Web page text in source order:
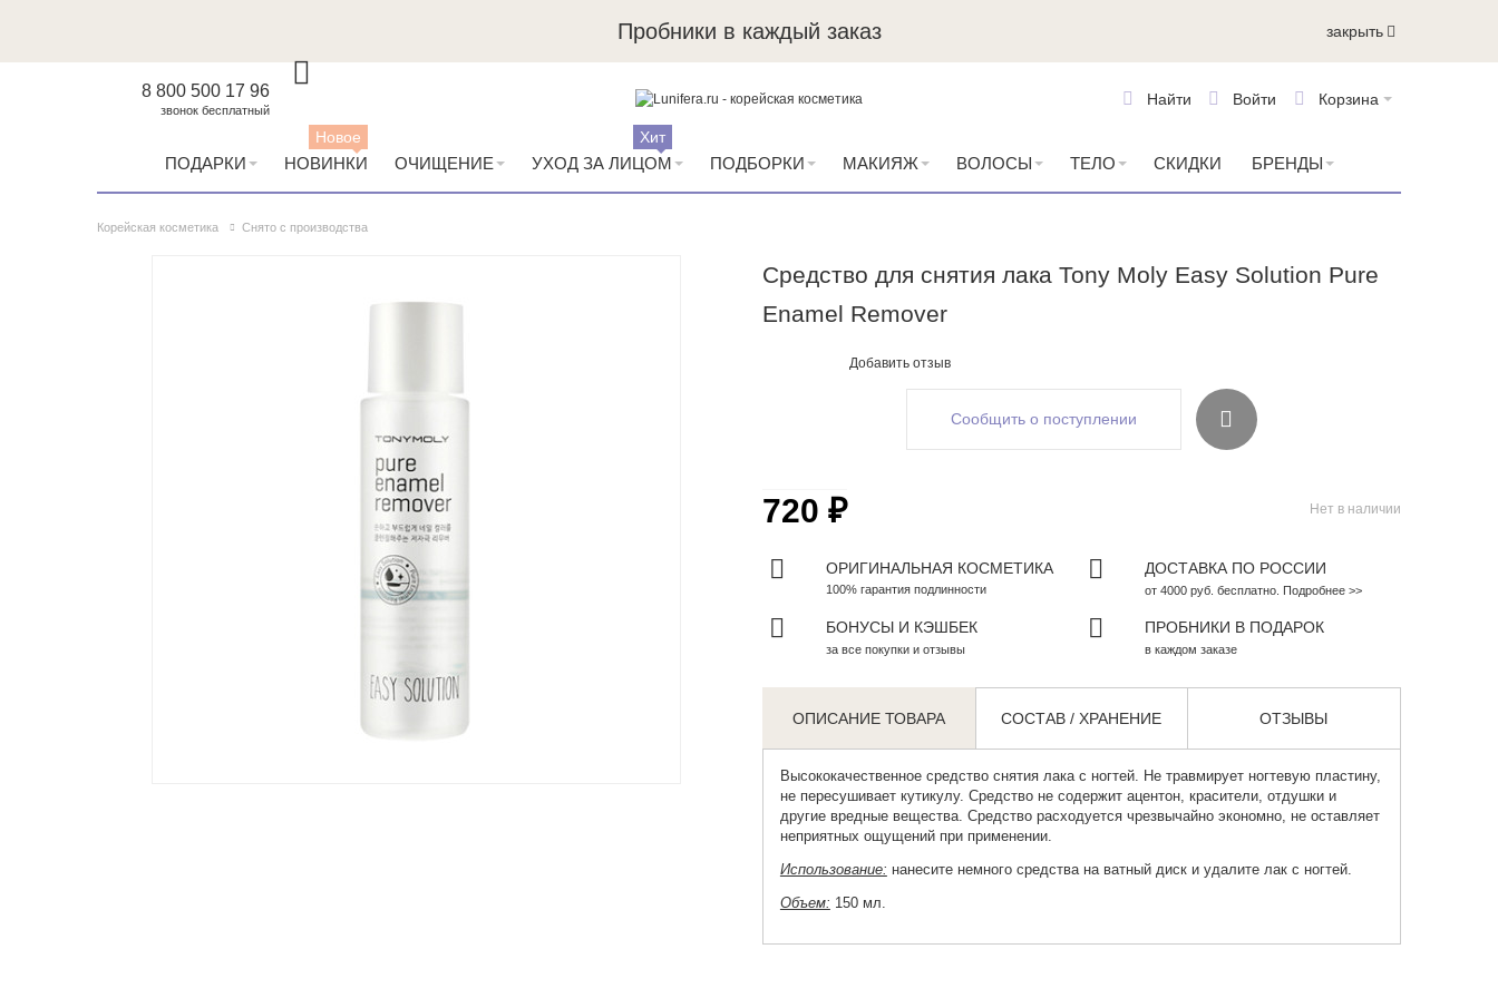
Пробники в каждый заказ закрыть
8 800 500 17 96
звонок бесплатный
Корзина
Войти
Найти
ПОДАРКИ НОВИНКИ
Новое
ОЧИЩЕНИЕ УХОД ЗА ЛИЦОМ
Хит
ПОДБОРКИ МАКИЯЖ ВОЛОСЫ ТЕЛО СКИДКИ БРЕНДЫ
Корейская косметика Снято с производства
Средство для снятия лака Tony Moly Easy Solution Pure
Enamel Remover
Добавить отзыв
Сообщить о поступлении
Нет в наличии
720 ₽
ОРИГИНАЛЬНАЯ КОСМЕТИКА
100% гарантия подлинности
ДОСТАВКА ПО РОССИИ
от 4000 руб. бесплатно. Подробнее >>
БОНУСЫ И КЭШБЕК
за все покупки и отзывы
ПРОБНИКИ В ПОДАРОК
в каждом заказе
ОПИСАНИЕ ТОВАРА СОСТАВ / ХРАНЕНИЕ ОТЗЫВЫ
Высококачественное средство снятия лака с ногтей. Не травмирует ногтевую пластину,
не пересушивает кутикулу. Средство не содержит ацентон, красители, отдушки и
другие вредные вещества. Средство расходуется чрезвычайно экономно, не оставляет
неприятных ощущений при применении.
Использование: нанесите немного средства на ватный диск и удалите лак с ногтей.
Объем: 150 мл.